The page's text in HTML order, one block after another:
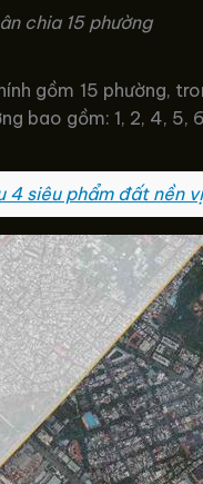
chia 15 phường
gồm 15 phường,
gồm: 1, 2, 4, 5, 6,
4 siêu phẩm đất nền